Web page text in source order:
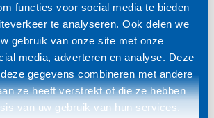
functies voor social media te bieden
te analyseren. Ook delen we
gebruik van onze site met onze
media, adverteren en analyse. Deze
gegevens combineren met andere
ze heeft verstrekt of die ze hebben
van uw gebruik van hun services.
2026
21:15 uur
2a, 1777 PG Hippolytushoef